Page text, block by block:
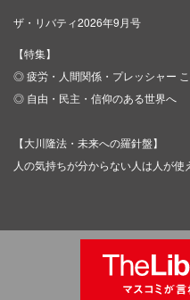
ザ・リバティ2026年9月号
【特集】
◎ 疲労・人間関係・プレッシャー
◎ 自由・民主・信仰のある世界へ
【大川隆法・未来への羅針盤】
人の気持ちが分からない人は人が使